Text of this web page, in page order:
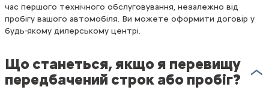
час першого технічного обслуговування, незалежно від
пробігу вашого автомобіля. Ви можете оформити договір у
будь-якому дилерському центрі.
Що станеться, якщо я перевищу
передбачений строк або пробіг?